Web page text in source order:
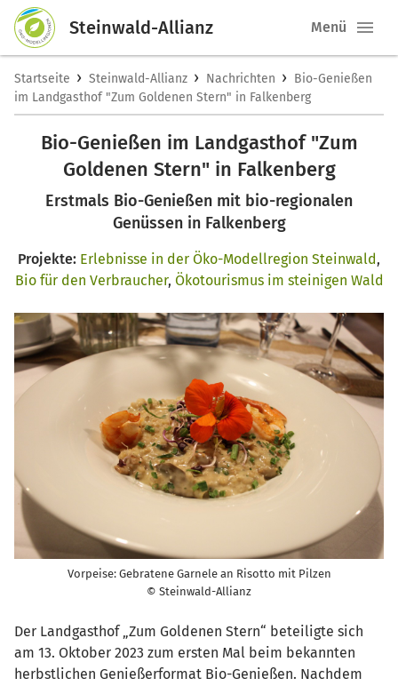
Steinwald-Allianz Menü
Startseite › Steinwald-Allianz › Nachrichten › Bio-Genießen
im Landgasthof "Zum Goldenen Stern" in Falkenberg
Bio-Genießen im Landgasthof "Zum
Goldenen Stern" in Falkenberg
Erstmals Bio-Genießen mit bio-regionalen
Genüssen in Falkenberg
Projekte: Erlebnisse in der Öko-Modellregion Steinwald,
Bio für den Verbraucher, Ökotourismus im steinigen Wald
Vorpeise: Gebratene Garnele an Risotto mit Pilzen
© Steinwald-Allianz
Der Landgasthof „Zum Goldenen Stern“ beteiligte sich
am 13. Oktober 2023 zum ersten Mal beim bekannten
herbstlichen Genießerformat Bio-Genießen. Nachdem